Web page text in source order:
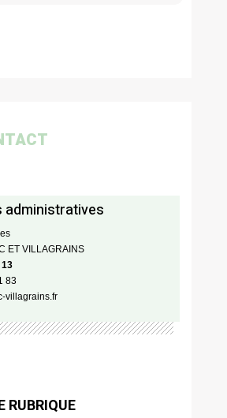
administratives
ET VILLAGRAINS
83
villagrains.fr
RUBRIQUE